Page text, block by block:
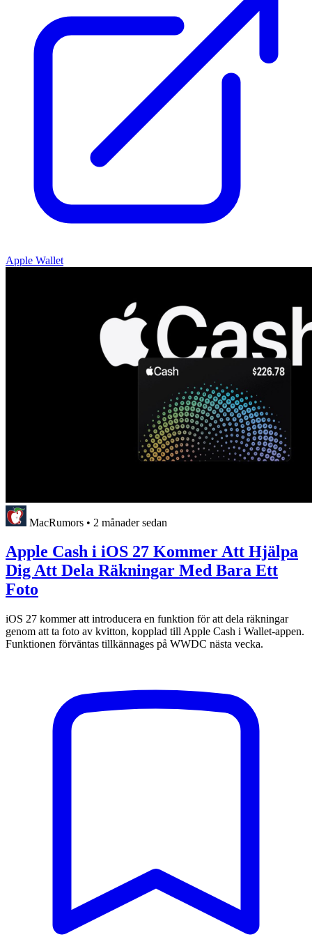
Apple Wallet
MacRumors • 2 månader sedan
Apple Cash i iOS 27 Kommer Att Hjälpa
Dig Att Dela Räkningar Med Bara Ett
Foto
iOS 27 kommer att introducera en funktion för att dela räkningar
genom att ta foto av kvitton, kopplad till Apple Cash i Wallet-appen.
Funktionen förväntas tillkännages på WWDC nästa vecka.